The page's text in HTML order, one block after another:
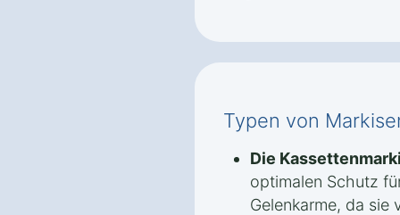
Typen von
Die
optimalen Schutz
Gelenkarme, da sie